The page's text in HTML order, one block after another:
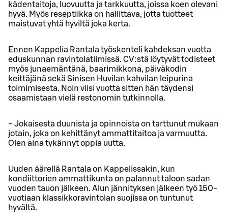
kädentaitoja, luovuutta ja tarkkuutta, joissa koen olevani
hyvä. Myös reseptiikka on hallittava, jotta tuotteet
maistuvat yhtä hyviltä joka kerta.
Ennen Kappelia Rantala työskenteli kahdeksan vuotta
eduskunnan ravintolatiimissä. CV:stä löytyvät todisteet
myös junaemäntänä, baarimikkona, päiväkodin
keittäjänä sekä Sinisen Huvilan kahvilan leipurina
toimimisesta. Noin viisi vuotta sitten hän täydensi
osaamistaan vielä restonomin tutkinnolla.
− Jokaisesta duunista ja opinnoista on tarttunut mukaan
jotain, joka on kehittänyt ammattitaitoa ja varmuutta.
Olen aina tykännyt oppia uutta.
Uuden äärellä Rantala on Kappelissakin, kun
kondiittorien ammattikunta on palannut taloon sadan
vuoden tauon jälkeen. Alun jännityksen jälkeen työ 150-
vuotiaan klassikkoravintolan suojissa on tuntunut
hyvältä.